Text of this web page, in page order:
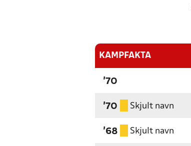
KAMPFAKTA
'70
'70 Skjult navn
'68 Skjult navn